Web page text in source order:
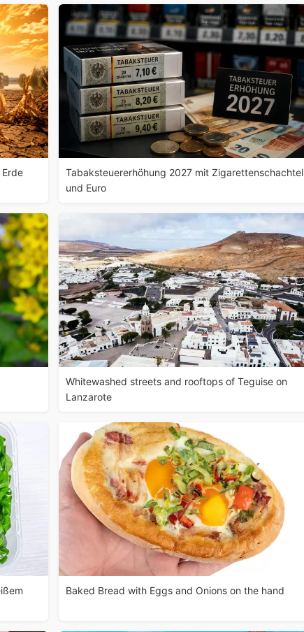
Tabaksteuererhöhung 2027 mit
und Euro
Whitewashed streets and rooftops of Teguise on
Lanzarote
Baked Bread with Eggs and Onions on the hand